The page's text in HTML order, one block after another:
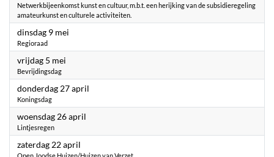
Netwerkbijeenkomst kunst en cultuur, m.b.t. een herijking van de subsidieregeling
amateurkunst en culturele activiteiten.
dinsdag 9 mei
Regioraad
vrijdag 5 mei
Bevrijdingsdag
donderdag 27 april
Koningsdag
woensdag 26 april
Lintjesregen
zaterdag 22 april